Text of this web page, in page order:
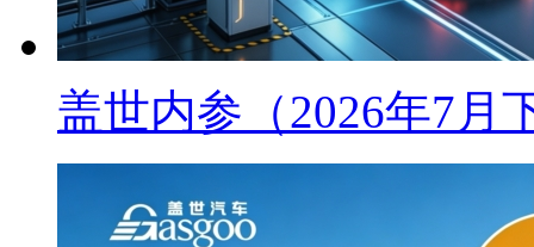
盖世内参（2026年7月